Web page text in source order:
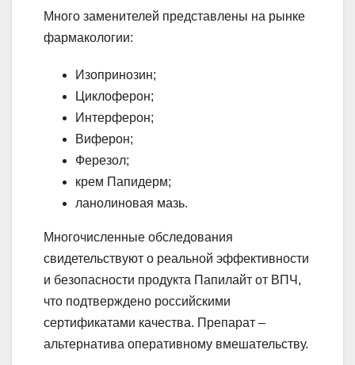
Много заменителей представлены на рынке
фармакологии:
Изопринозин;
Циклоферон;
Интерферон;
Виферон;
Ферезол;
крем Папидерм;
ланолиновая мазь.
Многочисленные обследования
свидетельствуют о реальной эффективности
и безопасности продукта Папилайт от ВПЧ,
что подтверждено российскими
сертификатами качества. Препарат –
альтернатива оперативному вмешательству.